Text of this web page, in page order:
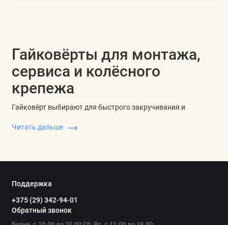
Гайковёрты для монтажа,
сервиса и колёсного
крепежа
Гайковёрт выбирают для быстрого закручивания и
одном разделе собраны сетевые и аккумуляторные модели:
Крутящий момент.
колёсный крепёж, анкеры, монтаж конструкций или
сервисные работы.
Читать дальше
Поддержка
+375 (29) 342-94-01
Обратный звонок